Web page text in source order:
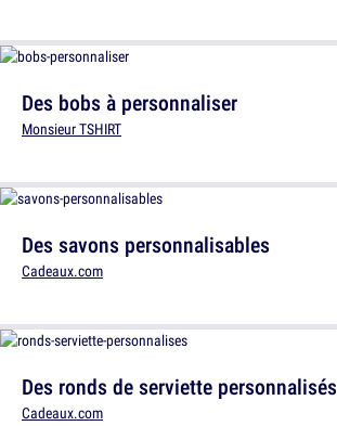
Des savons personnalisables
Cadeaux.com
Des bobs à personnaliser
Monsieur TSHIRT
Des ronds de serviette personnalisés
Cadeaux.com